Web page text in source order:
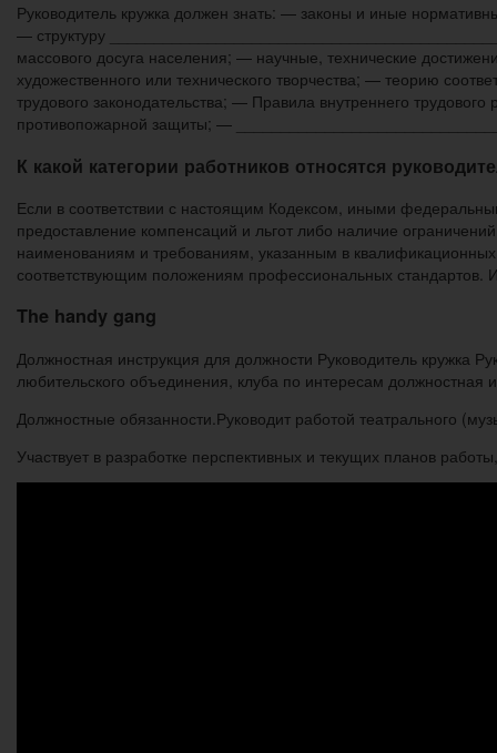
Руководитель кружка должен знать: — законы и иные
— структуру
массового досуга населения; — научные, технические
художественного или технического творчества; — теорию
трудового законодательства; — Правила внутреннего
противопожарной защиты; —
К какой категории работников относятся
Если в соответствии с настоящим Кодексом, иными
предоставление компенсаций и льгот либо наличие
наименованиям и требованиям, указанным в
соответствующим положениям профессиональных стандартов.
The handy gang
Должностная инструкция для должности Руководитель кружка
любительского объединения, клуба по интересам должностная
Должностные обязанности.Руководит работой театрального
Участвует в разработке перспективных и текущих планов